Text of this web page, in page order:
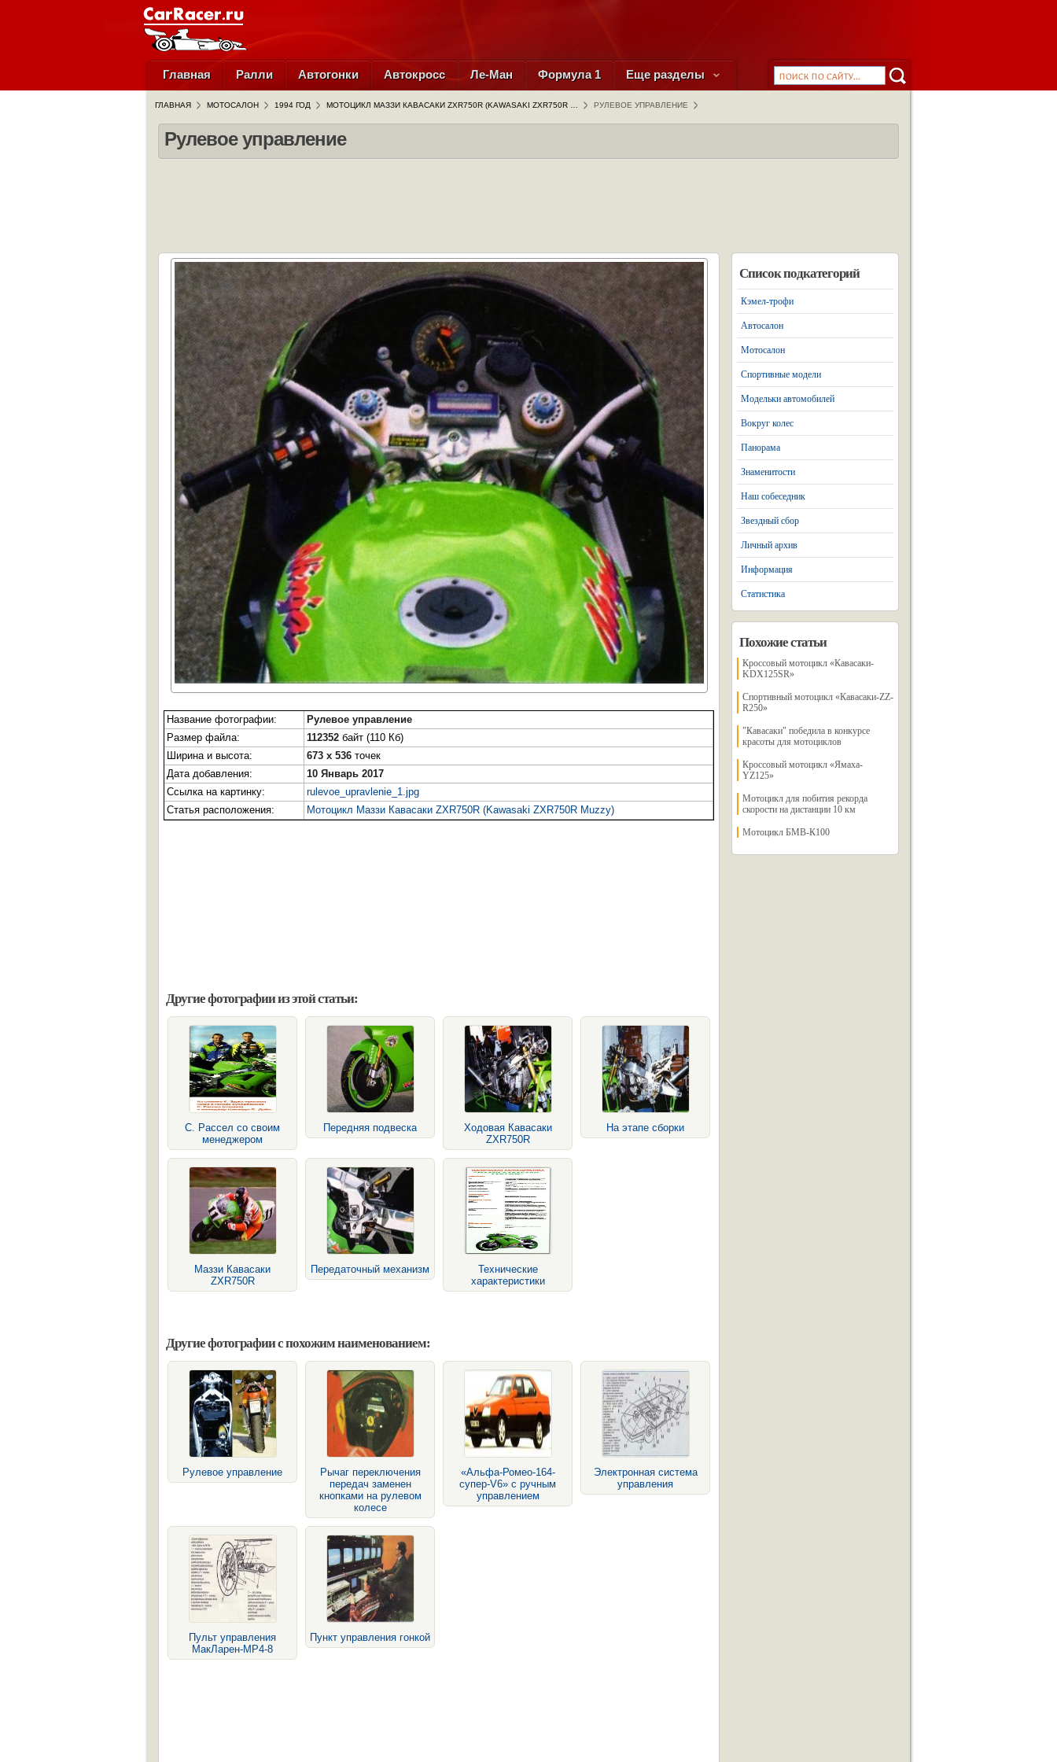
Главная Ралли Автогонки Автокросс Ле-Ман Формула 1 Еще разделы
ГЛАВНАЯ МОТОСАЛОН 1994 ГОД МОТОЦИКЛ МАЗЗИ КАВАСАКИ ZXR750R (KAWASAKI ZXR750R … РУЛЕВОЕ УПРАВЛЕНИЕ
Рулевое управление
Название фотографии:
Рулевое управление
Размер файла:
112352 байт (110 Кб)
Ширина и высота:
673 x 536 точек
Дата добавления:
10 Январь 2017
Ссылка на картинку:
rulevoe_upravlenie_1.jpg
Статья расположения:
Мотоцикл Маззи Кавасаки ZXR750R (Kawasaki ZXR750R Muzzy)
Другие фотографии из этой статьи:
С. Рассел со своим
менеджером
Передняя подвеска
Ходовая Кавасаки
ZXR750R
На этапе сборки
Маззи Кавасаки
ZXR750R
Передаточный механизм
Технические
характеристики
Другие фотографии с похожим наименованием:
Рулевое управление
Рычаг переключения
передач заменен
кнопками на рулевом
колесе
«Альфа-Ромео-164-
супер-V6» с ручным
управлением
Электронная система
управления
Пульт управления
МакЛарен-МР4-8
Пункт управления гонкой
Список подкатегорий
Кэмел-трофи
Автосалон
Мотосалон
Спортивные модели
Модельки автомобилей
Вокруг колес
Панорама
Знаменитости
Наш собеседник
Звездный сбор
Личный архив
Информация
Статистика
Похожие статьи
Кроссовый мотоцикл «Кавасаки-
KDX125SR»
Спортивный мотоцикл «Кавасаки-ZZ-
R250»
"Кавасаки" победила в конкурсе
красоты для мотоциклов
Кроссовый мотоцикл «Ямаха-
YZ125»
Мотоцикл для побития рекорда
скорости на дистанции 10 км
Мотоцикл БМВ-К100